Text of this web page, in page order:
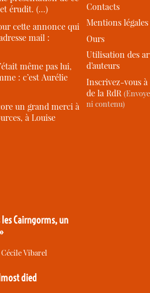
érudit. (…)
cette annonce qui
mail :
même pas lui,
: c’est Aurélie
un grand merci à
à Louise
les Cairngorms, un
Cécile Vibarel
died
Contacts
Mentions légales
Ours
Utilisation des
d’auteurs
Inscrivez-vous
de la RdR
ni contenu)